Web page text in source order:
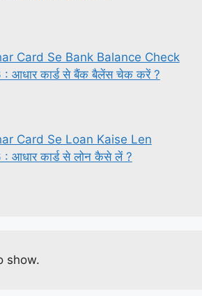
Card Se Bank Balance Check
आधार कार्ड से बैंक बैलेंस चेक करें ?
Card Se Loan Kaise Len
आधार कार्ड से लोन कैसे लें ?
show.